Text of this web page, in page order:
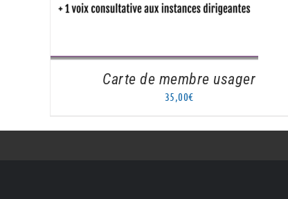
Carte de membre usager
35,00€